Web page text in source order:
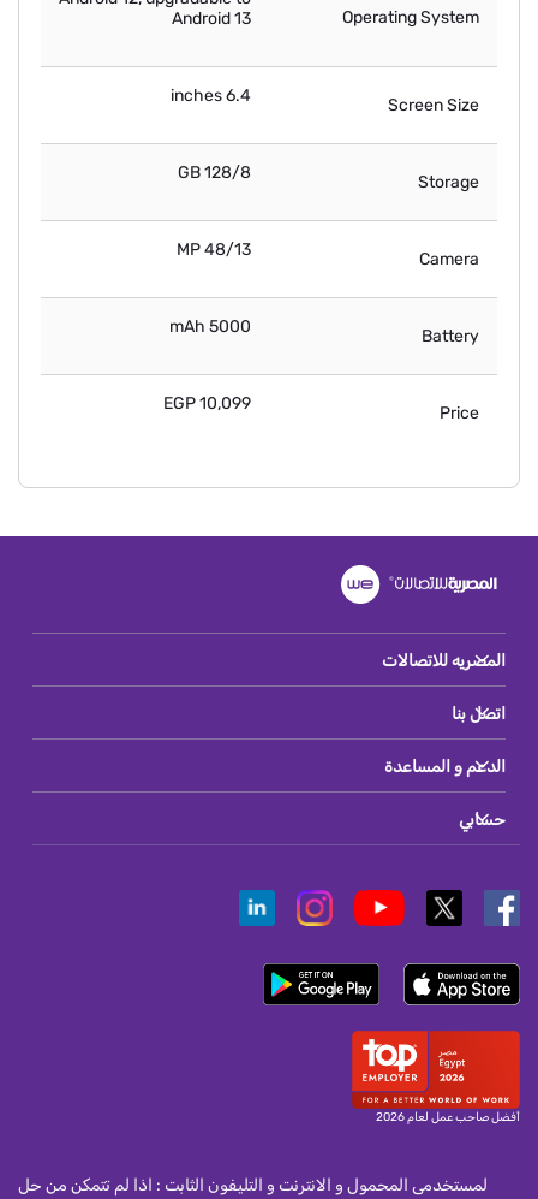
Operating System
Android 13
Screen Size
6.4 inches
Storage
128/8 GB
Camera
48/13 MP
Battery
5000 mAh
Price
10,099 EGP
المصريه للاتصالات
اتصل بنا
الدعم و المساعدة
حسابي
أفضل صاحب عمل لعام 2026
لمستخدمى المحمول و الانترنت و التليفون الثابت : اذا لم تتمكن من حل